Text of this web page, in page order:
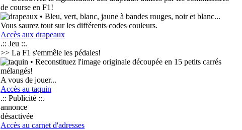
de course en F1!
• Bleu, vert, blanc, jaune à bandes rouges, noir et blanc...
Vous saurez tout sur les différents codes couleurs.
Accès aux drapeaux
.:: Jeu ::.
>> La F1 s'emmêle les pédales!
• Reconstituez l'image originale découpée en 15 petits carrés
mélangés!
A vous de jouer...
Accès au taquin
.:: Publicité ::.
annonce
désactivée
Accès au carnet d'adresses